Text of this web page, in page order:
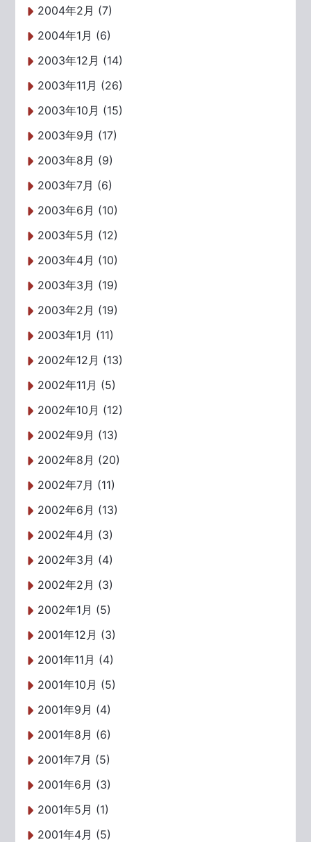
2004年2月 (7)
2004年1月 (6)
2003年12月 (14)
2003年11月 (26)
2003年10月 (15)
2003年9月 (17)
2003年8月 (9)
2003年7月 (6)
2003年6月 (10)
2003年5月 (12)
2003年4月 (10)
2003年3月 (19)
2003年2月 (19)
2003年1月 (11)
2002年12月 (13)
2002年11月 (5)
2002年10月 (12)
2002年9月 (13)
2002年8月 (20)
2002年7月 (11)
2002年6月 (13)
2002年4月 (3)
2002年3月 (4)
2002年2月 (3)
2002年1月 (5)
2001年12月 (3)
2001年11月 (4)
2001年10月 (5)
2001年9月 (4)
2001年8月 (6)
2001年7月 (5)
2001年6月 (3)
2001年5月 (1)
2001年4月 (5)